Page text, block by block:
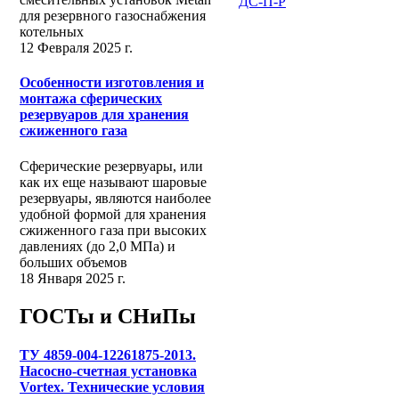
для резервного газоснабжения
котельных
12 Февраля 2025 г.
Особенности изготовления и
монтажа сферических
резервуаров для хранения
сжиженного газа
Сферические резервуары, или
как их еще называют шаровые
резервуары, являются наиболее
удобной формой для хранения
сжиженного газа при высоких
давлениях (до 2,0 МПа) и
больших объемов
18 Января 2025 г.
ГОСТы и СНиПы
ТУ 4859-004-12261875-2013.
Насосно-счетная установка
Vortex. Технические условия